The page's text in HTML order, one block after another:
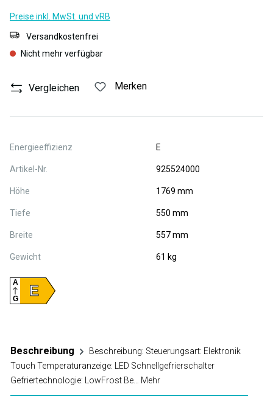
Preise inkl. MwSt. und vRB
Versandkostenfrei
Nicht mehr verfügbar
Vergleichen Merken
Energieeffizienz E
Artikel-Nr. 925524000
Höhe 1769 mm
Tiefe 550 mm
Breite 557 mm
Gewicht 61 kg
E
A
G
Beschreibung
Beschreibung: Steuerungsart: Elektronik
Touch Temperaturanzeige: LED Schnellgefrierschalter
Gefriertechnologie: LowFrost Be… Mehr